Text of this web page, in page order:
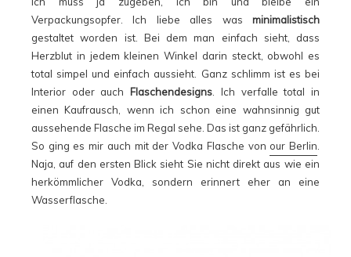
Verpackungsopfer. Ich liebe alles was minimalistisch
gestaltet worden ist. Bei dem man einfach sieht, dass
Herzblut in jedem kleinen Winkel darin steckt, obwohl es
total simpel und einfach aussieht. Ganz schlimm ist es bei
Interior oder auch Flaschendesigns . Ich verfalle total in
einen Kaufrausch, wenn ich schon eine wahnsinnig gut
aussehende Flasche im Regal sehe. Das ist ganz gefährlich.
So ging es mir auch mit der Vodka Flasche von our Berlin
Naja, auf den ersten Blick sieht Sie nicht direkt aus wie ein
herkömmlicher Vodka, sondern erinnert eher an eine
Wasserflasche.